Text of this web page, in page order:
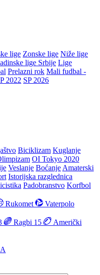
lige Zonske lige Niže lige
lige Srbije Lige
Prelazni rok Mali fudbal -
2022 SP 2026
Biciklizam Kuglanje
OI Tokyo 2020
Veslanje Boćanje Amaterski
Istorijska razglednica
Padobranstvo Korfbol
Rukomet
Vaterpolo
Ragbi 15
Američki